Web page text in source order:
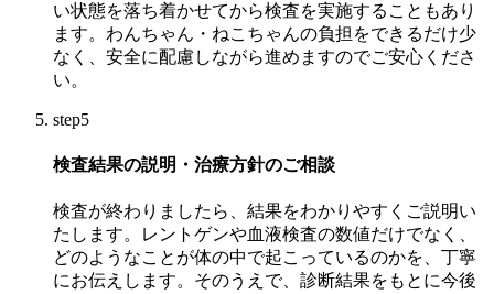
い状態を落ち着かせてから検査を実施することもあり
ます。わんちゃん・ねこちゃんの負担をできるだけ少
なく、安全に配慮しながら進めますのでご安心くださ
い。
step5
検査結果の説明・治療方針のご相談
検査が終わりましたら、結果をわかりやすくご説明い
たします。レントゲンや血液検査の数値だけでなく、
どのようなことが体の中で起こっているのかを、丁寧
にお伝えします。そのうえで、診断結果をもとに今後